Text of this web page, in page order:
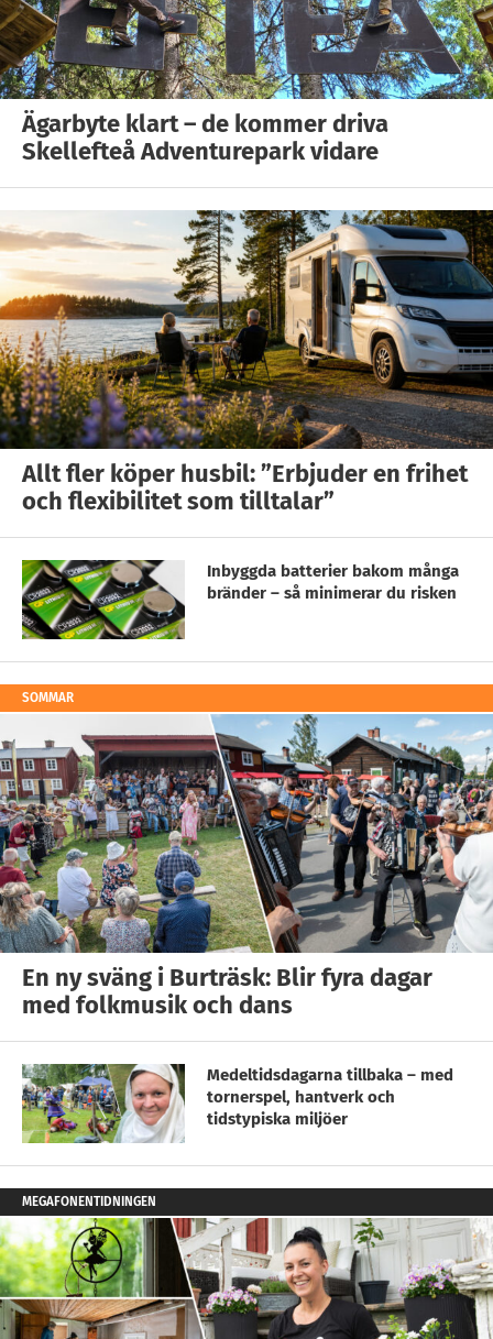
Ägarbyte klart – de kommer driva
Skellefteå Adventurepark vidare
Allt fler köper husbil: ”Erbjuder en frihet
och flexibilitet som tilltalar”
Inbyggda batterier bakom många
bränder – så minimerar du risken
SOMMAR
En ny sväng i Burträsk: Blir fyra dagar
med folkmusik och dans
Medeltidsdagarna tillbaka – med
tornerspel, hantverk och
tidstypiska miljöer
MEGAFONENTIDNINGEN